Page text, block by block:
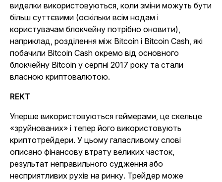
виделки використовуються, коли зміни можуть бути
більш суттєвими (оскільки всім нодам і
користувачам блокчейну потрібно оновити),
наприклад, розділення між Bitcoin і Bitcoin Cash, які
побачили Bitcoin Cash окремо від основного
блокчейну Bitcoin у серпні 2017 року та стали
власною криптовалютою.
REKT
Уперше використовуються геймерами, це скельце
«зруйнованих» і тепер його використовують
криптотрейдери. У цьому галасливому слові
описано фінансову втрату великих часток,
результат неправильного судження або
несприятливих рухів на ринку. Трейдер може